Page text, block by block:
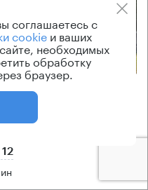
Еще фото
соглашаетесь с
cookieи ваших
необходимых
обработку
браузер.